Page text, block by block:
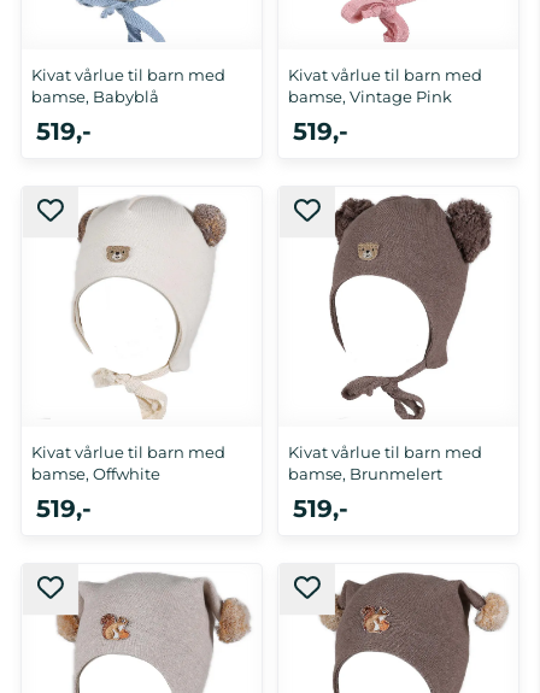
Kivat vårlue til barn med
bamse, Babyblå
0-1 år, 3 mnd
519,-
Kivat vårlue til barn med
bamse, Vintage Pink
3 mnd
519,-
Kivat vårlue til barn med
bamse, Offwhite
0-1 år, 3 mnd
519,-
Kivat vårlue til barn med
bamse, Brunmelert
0-1 år
519,-